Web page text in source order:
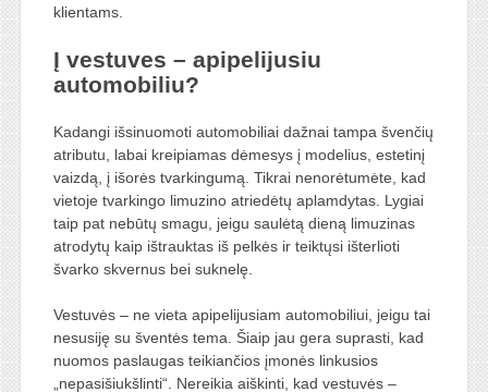
klientams.
Į vestuves – apipelijusiu
automobiliu?
Kadangi išsinuomoti automobiliai dažnai tampa švenčių
atributu, labai kreipiamas dėmesys į modelius, estetinį
vaizdą, į išorės tvarkingumą. Tikrai nenorėtumėte, kad
vietoje tvarkingo limuzino atriedėtų aplamdytas. Lygiai
taip pat nebūtų smagu, jeigu saulėtą dieną limuzinas
atrodytų kaip ištrauktas iš pelkės ir teiktųsi išterlioti
švarko skvernus bei suknelę.
Vestuvės – ne vieta apipelijusiam automobiliui, jeigu tai
nesusiję su šventės tema. Šiaip jau gera suprasti, kad
nuomos paslaugas teikiančios įmonės linkusios
„nepasišiukšlinti“. Nereikia aiškinti, kad vestuvės –